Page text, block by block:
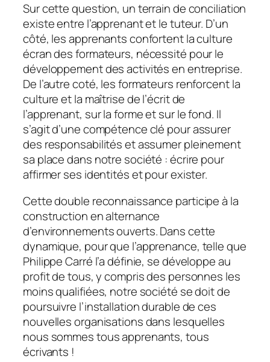
Sur cette question, un terrain de conciliation
existe entre l’apprenant et le tuteur. D’un
côté, les apprenants confortent la culture
écran des formateurs, nécessité pour le
développement des activités en entreprise.
De l’autre coté, les formateurs renforcent la
culture et la maîtrise de l’écrit de
l’apprenant, sur la forme et sur le fond. Il
s’agit d’une compétence clé pour assurer
des responsabilités et assumer pleinement
sa place dans notre société : écrire pour
affirmer ses identités et pour exister.
Cette double reconnaissance participe à la
construction en alternance
d’environnements ouverts. Dans cette
dynamique, pour que l’apprenance, telle que
Philippe Carré l’a définie, se développe au
profit de tous, y compris des personnes les
moins qualifiées, notre société se doit de
poursuivre l’installation durable de ces
nouvelles organisations dans lesquelles
nous sommes tous apprenants, tous
écrivants !